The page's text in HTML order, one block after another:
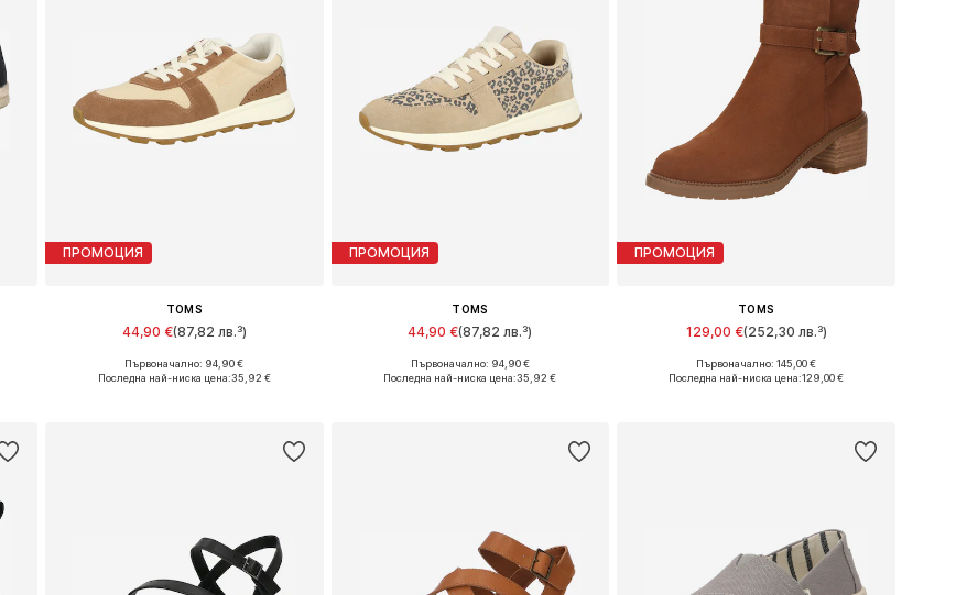
ПРОМОЦИЯ
TOMS
44,90 €(87,82 лв.³)
Налични размери: 36, 38, 40, 41, 42
Първоначално: 94,90 €
Последна най-ниска цена:35,92 €
ПРОМОЦИЯ
TOMS
44,90 €(87,82 лв.³)
Налични размери: 36, 37, 38, 39, 40
Първоначално: 94,90 €
Последна най-ниска цена:35,92 €
ПРОМОЦИЯ
TOMS
129,00 €(252,30 лв.³)
Налични размери: 36, 39, 40, 41
Първоначално: 145,00 €
Последна най-ниска цена:129,00 €